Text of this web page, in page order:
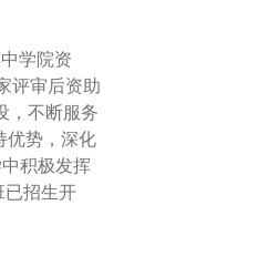
学院资
评审后资助
，不断服务
优势，深化
积极发挥
已招生开